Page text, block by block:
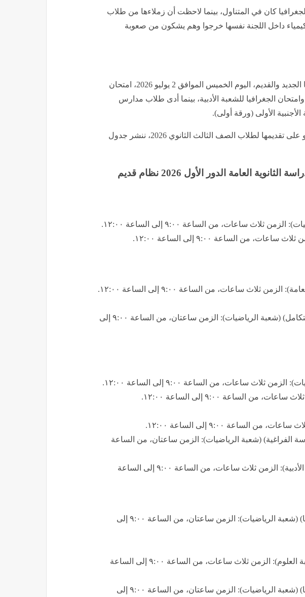
كان في المتناول، بينما لاحظت أن زملاءها من طلاب
داخل اللجنة نفسها خرجوا وهم يشكون من صعوبة
وأدى طلاب الثانوية العامة، بنظاميها الجديد والقديم، اليوم الخميس الموافق 2 يوليو 2026، امتحان
الجغرافيا للشعبة الأدبية، بينما أدى طلاب مدارس
الأولى (ورقة أولى).
واستكمالًا للخدمات التي تحرص فيتو على تقديمها لطلاب الصف الثالث الثانوي 2026، ننشر جدول
العامة ​الدور الأول 2026 نظام قديم
ثلاث ساعات، من الساعة ٩:٠٠ إلى الساعة ١٢:٠٠.
من الساعة ٩:٠٠ إلى الساعة ١٢:٠٠.
ثلاث ساعات، من الساعة ٩:٠٠ إلى الساعة ١٢:٠٠.
​مادة الرياضيات البحتة (التفاضل والتكامل) (شعبة الرياضيات): الزمن ساعتان، من الساعة ٩:٠٠ إلى
ثلاث ساعات، من الساعة ٩:٠٠ إلى الساعة ١٢:٠٠.
من الساعة ٩:٠٠ إلى الساعة ١٢:٠٠.
الساعة ٩:٠٠ إلى الساعة ١٢:٠٠.
الفراغية) (شعبة الرياضيات): الزمن ساعتان، من الساعة
​مادة علم النفس والاجتماع (الشعبة الأدبية): الزمن ثلاث ساعات، من الساعة ٩:٠٠ إلى الساعة
​مادة الرياضيات التطبيقية (الديناميكا) (شعبة الرياضيات): الزمن ساعتان، من الساعة ٩:٠٠ إلى
​مادة الجيولوجيا والعلوم البيئية (شعبة العلوم): الزمن ثلاث ساعات، من الساعة ٩:٠٠ إلى الساعة
​مادة الرياضيات التطبيقية (الاستاتيكا) (شعبة الرياضيات): الزمن ساعتان، من الساعة ٩:٠٠ إلى